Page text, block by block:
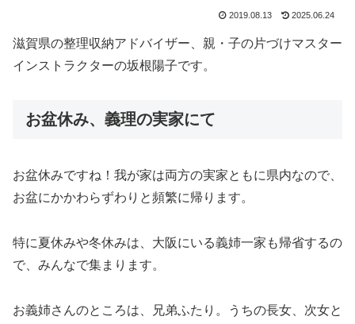
2019.08.13 2025.06.24
滋賀県の整理収納アドバイザー、親・子の片づけマスター
インストラクターの坂根陽子です。
お盆休み、義理の実家にて
お盆休みですね！我が家は両方の実家ともに県内なので、
お盆にかかわらずわりと頻繁に帰ります。
特に夏休みや冬休みは、大阪にいる義姉一家も帰省するの
で、みんなで集まります。
お義姉さんのところは、兄弟ふたり。うちの長女、次女と